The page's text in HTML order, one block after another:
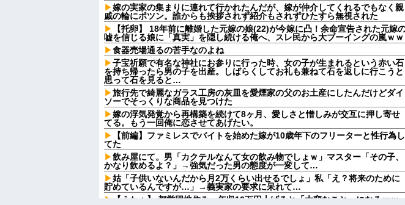
嫁の実家の集まりに連れて行かれたんだが、嫁が仲介してくれるでもなく親
戚の輪にポツン。誰からも挨拶されず紹介もされずひたすら無視された
【托卵】 18年前に離婚した元嫁の娘(22)が今嫁に凸！余命宣告された元嫁
嘘を信じる娘に「真実」を隠し続ける俺へ、スレ民から大ブーイングの嵐ｗｗ
食器売場通るの苦手なのよね
子宝祈願で有名な神社にお参りに行った時、女の子が生まれるという赤い石
を持ち帰ったら男の子を出産。しばらくしてお礼も兼ねて石を返しに行こうと
思って石を見ると…
旅行先で綺麗なガラス工房の灰皿を愛煙家の父のお土産にしたんだけどダイ
ソーでそっくりな商品を見つけた
嫁の浮気発覚から再構築を続けて8ヶ月、愛しさと憎しみが交互に押し寄せ
てる。もう一回俺に恋させてあげたい。
【前編】ファミレスでバイトを始めた嫁が10歳年下のフリーターと性行為し
てた
飲み屋にて。男「カクテルなんて女の飲み物でしょｗ」マスター「その子、
かなり飲めるよ？」→強気だった男の態度が一変して…
姑「子供いないんだから月2万くらい出せるでしょ」私「え？将来のために
貯めているんですが…」→義実家の要求に呆れて…
【うわぁ】 都営団地住み、年収10万円上げると「大変なこと」になるｗｗ